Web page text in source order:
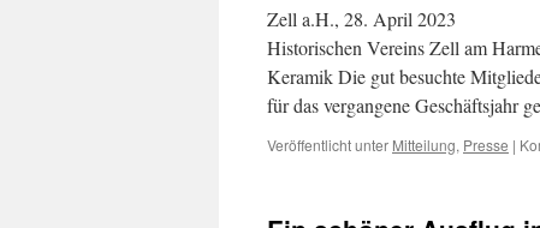
Zell a.H., 28. April 2023
Historischen Vereins Zell am
Keramik Die gut besuchte
für das vergangene Geschäftsjahr
Veröffentlicht unter Mitteilung, Presse |